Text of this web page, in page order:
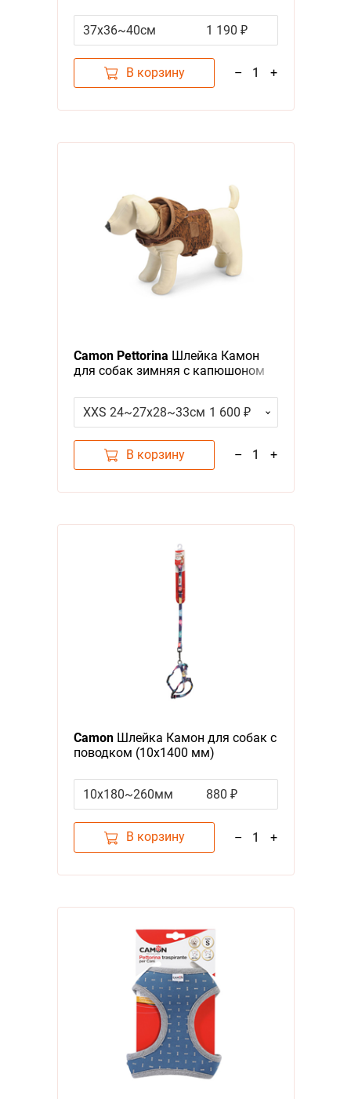
36~40 см
37х36~40см 1 190 ₽
В корзину – 1 +
Camon Pettorina Шлейка Камон
для собак зимняя с капюшоном
XXS 24~27х28~33см 1 600 ₽
В корзину – 1 +
CamonШлейка Камон для собак с
поводком (10x1400 мм)
10x180~260мм
880 ₽
В корзину – 1 +